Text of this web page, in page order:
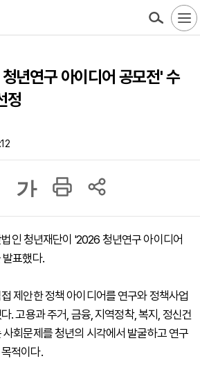
년연구 아이디어 공모전' 수
정
가
인 청년재단이 '2026 청년연구 아이디어
표했다.
제안한 정책 아이디어를 연구와 정책사업
. 고용과 주거, 금융, 지역정착, 복지, 정신건
회문제를 청년의 시각에서 발굴하고 연구
적이다.